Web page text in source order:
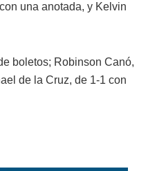
una anotada, y Kelvin
boletos; Robinson Canó,
de la Cruz, de 1-1 con